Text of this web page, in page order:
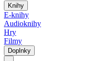
Knihy
E-knihy
Audioknihy
Hry
Filmy
Doplnky